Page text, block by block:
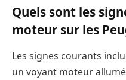
Quels sont les
moteur sur les
Les signes courants
un voyant moteur